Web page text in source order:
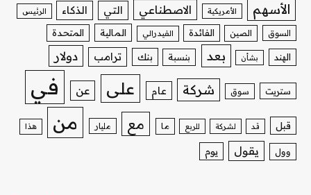
الأسهم الأمريكية الاصطناعي التي الذكاء الرئيس
السوق الصين الفائدة الفيدرالي المالية المتحدة
الهند بشأن بعد بنسبة بنك ترامب دولار
ستريت سوق شركة عام على عن في
قبل قد لشركة للربع ما مع مليار من هذا
وول يقول يوم